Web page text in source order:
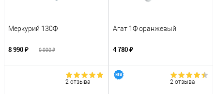
Меркурий 130Ф
8 990 ₽ 9 990 ₽
Агат 1Ф оранжевый
4 780 ₽
2 отзыва 2 отзыва